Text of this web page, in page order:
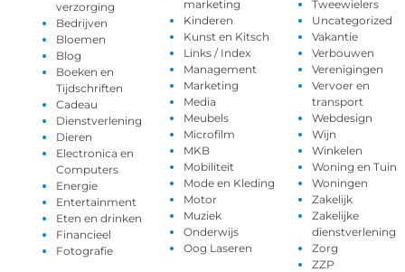
verzorging
Bedrijven
Bloemen
Blog
Boeken en
Tijdschriften
Cadeau
Dienstverlening
Dieren
Electronica en
Computers
Energie
Entertainment
Eten en drinken
Financieel
Fotografie
marketing
Kinderen
Kunst en Kitsch
Links / Index
Management
Marketing
Media
Meubels
Microfilm
MKB
Mobiliteit
Mode en Kleding
Motor
Muziek
Onderwijs
Oog Laseren
Tweewielers
Uncategorized
Vakantie
Verbouwen
Verenigingen
Vervoer en
transport
Webdesign
Wijn
Winkelen
Woning en Tuin
Woningen
Zakelijk
Zakelijke
dienstverlening
Zorg
ZZP